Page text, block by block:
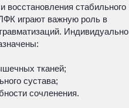
восстановления стабильного
играют важную роль в
Индивидуально
тканей;
сустава;
сочленения.